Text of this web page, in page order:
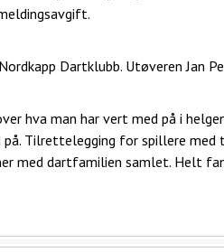
Dartklubb. Utøveren Jan
hva man har vert med på i
på. Tilrettelegging for spillere
med dartfamilien samlet. Helt